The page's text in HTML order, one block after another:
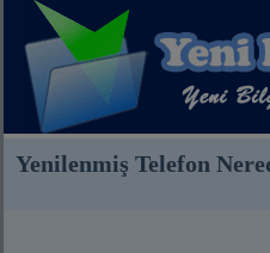
Yenilenmiş Telefon